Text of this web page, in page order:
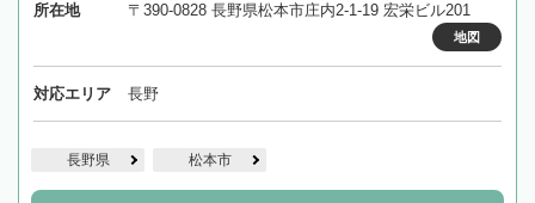
所在地 〒390-0828 長野県松本市庄内2-1-19 宏栄ビル201
地図
対応エリア 長野
長野県 松本市